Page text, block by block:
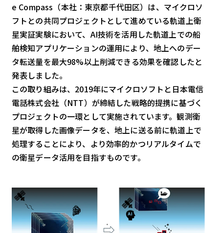
スマート〇〇
スマート農業
ドローン
ロボット
スマート物流
IoT
DX
ニュース
デジタルサイネージ
Wi-Fi
SaaS
e Compass（本社：東京都千代田区）は、マイクロソ
フトとの共同プロジェクトとして進めている軌道上衛
星実証実験において、AI技術を活用した軌道上での船
舶検知アプリケーションの運用により、地上へのデー
タ転送量を最大98%以上削減できる効果を確認したと
発表しました。
この取り組みは、2019年にマイクロソフトと日本電信
電話株式会社（NTT）が締結した戦略的提携に基づく
プロジェクトの一環として実施されています。観測衛
星が取得した画像データを、地上に送る前に軌道上で
処理することにより、より効率的かつリアルタイムで
の衛星データ活用を目指すものです。